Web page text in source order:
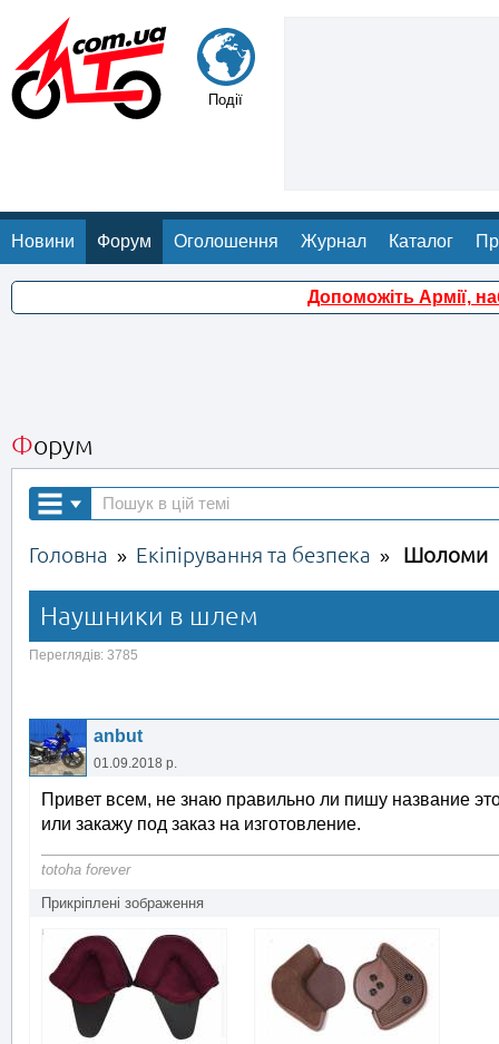
Події
Новини Форум Оголошення Журнал Каталог
Допоможіть Армії,
Форум
Головна » Екіпірування та безпека » Шоломи
Наушники в шлем
Переглядів: 3785
anbut
01.09.2018 р.
Привет всем, не знаю правильно ли пишу название
или закажу под заказ на изготовление.
totoha forever
Прикріплені зображення